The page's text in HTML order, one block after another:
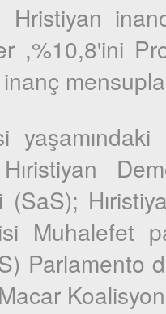
,%10,8'ini
(SaS);
Muhalefet
Parlamento